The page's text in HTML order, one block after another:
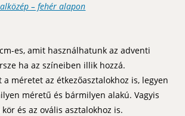
– fehér alapon
es, amit használhatunk az adventi
ha az színeiben illik hozzá.
a méretet az étkezőasztalokhoz is, legyen
méretű és bármilyen alakú. Vagyis
és az ovális asztalokhoz is.